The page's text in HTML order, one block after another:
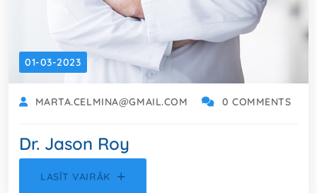
01-03-2023
MARTA.CELMINA@GMAIL.COM 0 COMMENTS
Dr. Jason Roy
LASĪT VAIRĀK